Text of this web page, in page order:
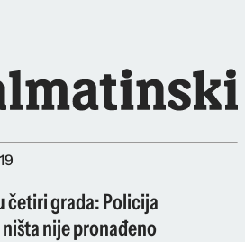
četiri grada: Policija
nije pronađeno